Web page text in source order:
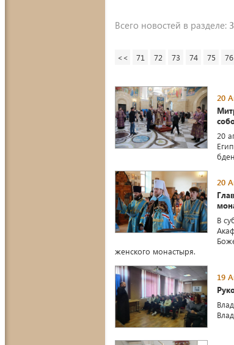
Всего новостей в разделе:
<< 71 72 73 74 75 76
20
20
20
В
женского монастыря.
19